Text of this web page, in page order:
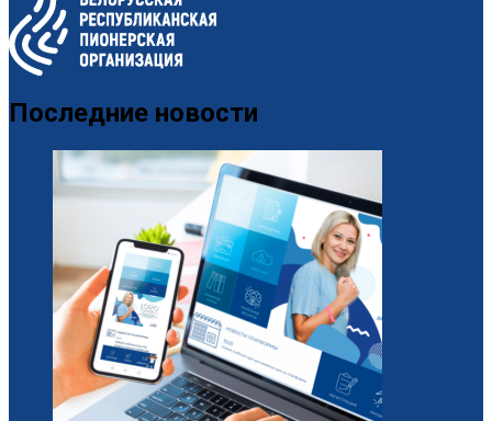
Последние новости